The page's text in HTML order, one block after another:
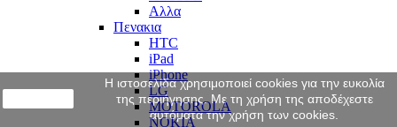
Αλλα
Πενακια
HTC
iPad
iPhone
LG
MOTOROLA
NOKIA
Η ιστοσελίδα χρησιμοποιεί cookies για την ευκολία
της περιήγησης. Με τη χρήση της αποδέχεστε
αυτόματα την χρήση των cookies.